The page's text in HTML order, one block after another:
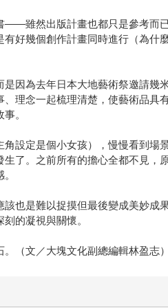
雖然出版計畫也都只是參考而
好幾個創作計畫同時進行（為
因為去年日本大地藝術祭邀請
理念一起梳理清楚，使藝術品
。
設定是個小女孩），慢慢看到
了。之前所有的擔心全都不見
也是難以捉摸但最後變成美妙
的凝視與關懷。
（文／大塊文化副總編輯林盈志）